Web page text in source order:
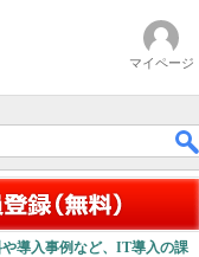
マイページ
導入事例など、IT導入の課